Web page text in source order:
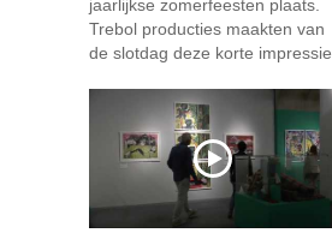
jaarlijkse zomerfeesten plaats.
Trebol producties maakten van
de slotdag deze korte impressie.